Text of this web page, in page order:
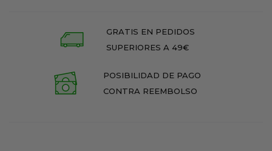
GRATIS EN PEDIDOS
SUPERIORES A 49€
POSIBILIDAD DE PAGO
CONTRA REEMBOLSO